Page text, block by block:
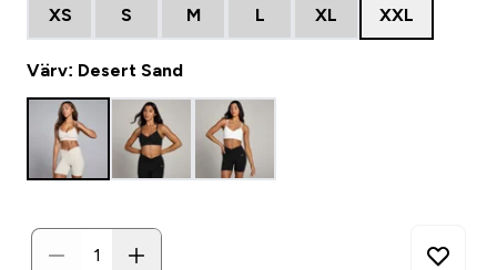
XS S M L XL XXL
Värv: Desert Sand